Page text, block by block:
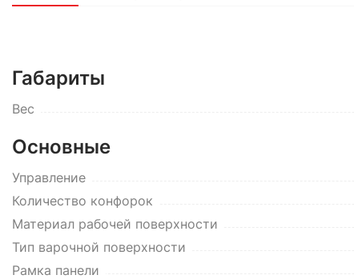
Габариты
Вес
Основные
Управление
Количество конфорок
Материал рабочей поверхности
Тип варочной поверхности
Рамка панели